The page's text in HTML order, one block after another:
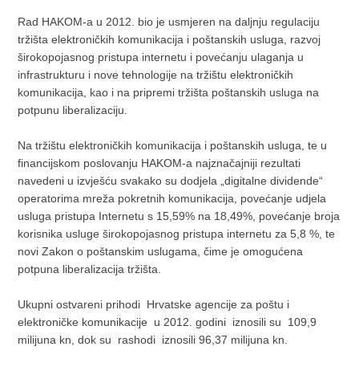
Rad HAKOM-a u 2012. bio je usmjeren na daljnju regulaciju
tržišta elektroničkih komunikacija i poštanskih usluga, razvoj
širokopojasnog pristupa internetu i povećanju ulaganja u
infrastrukturu i nove tehnologije na tržištu elektroničkih
komunikacija, kao i na pripremi tržišta poštanskih usluga na
potpunu liberalizaciju.
Na tržištu elektroničkih komunikacija i poštanskih usluga, te u
financijskom poslovanju HAKOM-a najznačajniji rezultati
navedeni u izvješću svakako su dodjela „digitalne dividende“
operatorima mreža pokretnih komunikacija, povećanje udjela
usluga pristupa Internetu s 15,59% na 18,49%, povećanje broja
korisnika usluge širokopojasnog pristupa internetu za 5,8 %, te
novi Zakon o poštanskim uslugama, čime je omogućena
potpuna liberalizacija tržišta.
Ukupni ostvareni prihodi Hrvatske agencije za poštu i
elektroničke komunikacije u 2012. godini iznosili su 109,9
milijuna kn, dok su rashodi iznosili 96,37 milijuna kn.